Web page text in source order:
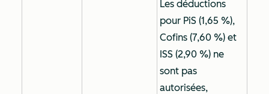
Les déductions
pour PiS (1,65 %),
Cofins (7,60 %) et
ISS (2,90 %) ne
sont pas
autorisées,